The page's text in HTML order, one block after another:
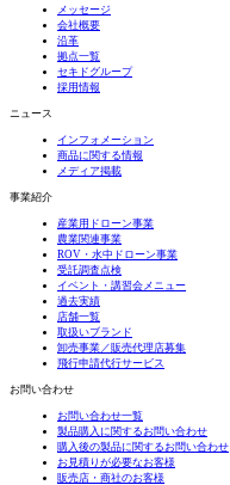
メッセージ
会社概要
沿革
拠点一覧
セキドグループ
採用情報
ニュース
インフォメーション
商品に関する情報
メディア掲載
事業紹介
産業用ドローン事業
農業関連事業
ROV・水中ドローン事業
受託調査点検
イベント・講習会メニュー
過去実績
店舗一覧
取扱いブランド
卸売事業／販売代理店募集
飛行申請代行サービス
お問い合わせ
お問い合わせ一覧
製品購入に関するお問い合わせ
購入後の製品に関するお問い合わせ
お見積りが必要なお客様
販売店・商社のお客様